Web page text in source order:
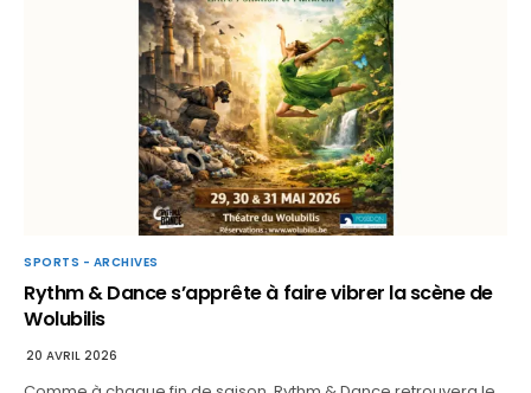
SPORTS - ARCHIVES
Rythm & Dance s’apprête à faire vibrer la scène de
Wolubilis
20 AVRIL 2026